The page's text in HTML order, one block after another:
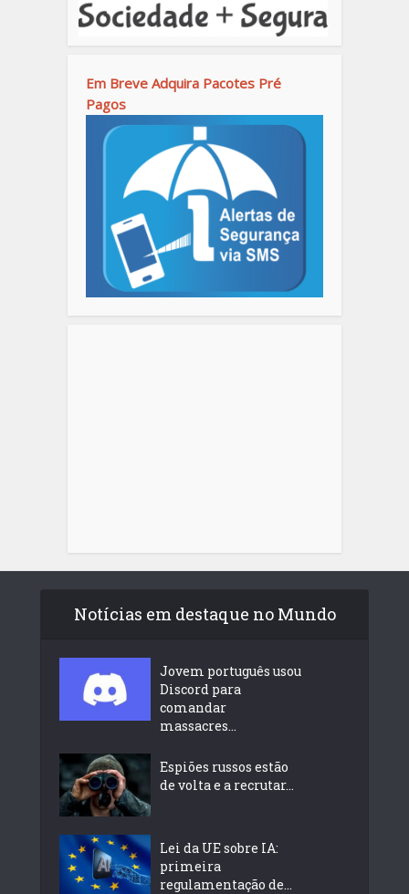
Em Breve Adquira Pacotes Pré
Pagos
Notícias em destaque no Mundo
Jovem português usou
Discord para
comandar
massacres...
Espiões russos estão
de volta e a recrutar...
Lei da UE sobre IA:
primeira
regulamentação de...